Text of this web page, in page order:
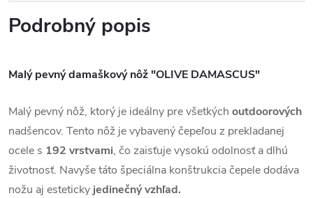
Podrobný popis
Malý pevný damaškový nôž "OLIVE DAMASCUS"
Malý pevný nôž, ktorý je ideálny pre všetkých outdoorových
nadšencov. Tento nôž je vybavený čepeľou z prekladanej
ocele s 192 vrstvami, čo zaisťuje vysokú odolnosť a dlhú
životnosť. Navyše táto špeciálna konštrukcia čepele dodáva
nožu aj esteticky jedinečný vzhľad.